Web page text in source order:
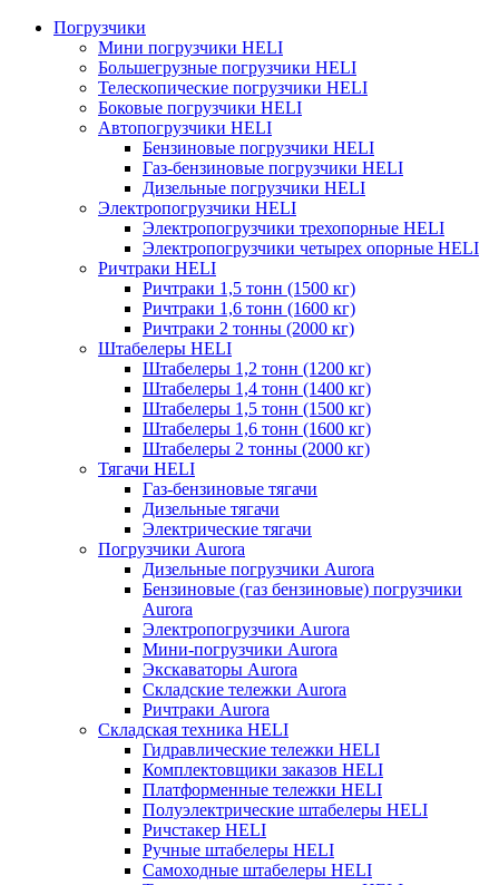
Погрузчики
Мини погрузчики HELI
Большегрузные погрузчики HELI
Телескопические погрузчики HELI
Боковые погрузчики HELI
Автопогрузчики HELI
Бензиновые погрузчики HELI
Газ-бензиновые погрузчики HELI
Дизельные погрузчики HELI
Электропогрузчики HELI
Электропогрузчики трехопорные HELI
Электропогрузчики четырех опорные HELI
Ричтраки HELI
Ричтраки 1,5 тонн (1500 кг)
Ричтраки 1,6 тонн (1600 кг)
Ричтраки 2 тонны (2000 кг)
Штабелеры HELI
Штабелеры 1,2 тонн (1200 кг)
Штабелеры 1,4 тонн (1400 кг)
Штабелеры 1,5 тонн (1500 кг)
Штабелеры 1,6 тонн (1600 кг)
Штабелеры 2 тонны (2000 кг)
Тягачи HELI
Газ-бензиновые тягачи
Дизельные тягачи
Электрические тягачи
Погрузчики Aurora
Дизельные погрузчики Aurora
Бензиновые (газ бензиновые) погрузчики
Aurora
Электропогрузчики Aurora
Мини-погрузчики Aurora
Экскаваторы Aurora
Складские тележки Aurora
Ричтраки Aurora
Складская техника HELI
Гидравлические тележки HELI
Комплектовщики заказов HELI
Платформенные тележки HELI
Полуэлектрические штабелеры HELI
Ричстакер HELI
Ручные штабелеры HELI
Самоходные штабелеры HELI